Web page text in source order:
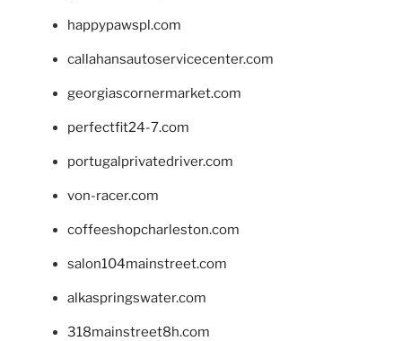
happypawspl.com
callahansautoservicecenter.com
georgiascornermarket.com
perfectfit24-7.com
portugalprivatedriver.com
von-racer.com
coffeeshopcharleston.com
salon104mainstreet.com
alkaspringswater.com
318mainstreet8h.com